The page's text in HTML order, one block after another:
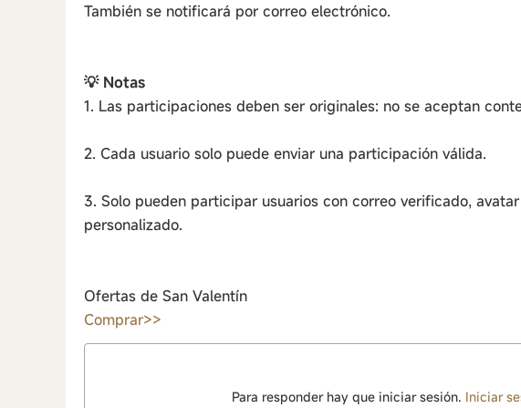
También se notificará por correo electrónico.
💡 Notas
1. Las participaciones deben ser originales: no se aceptan
2. Cada usuario solo puede enviar una participación válida.
3. Solo pueden participar usuarios con correo verificado,
personalizado.
Ofertas de San Valentín
Comprar>>
Para responder hay que iniciar sesión. Iniciar